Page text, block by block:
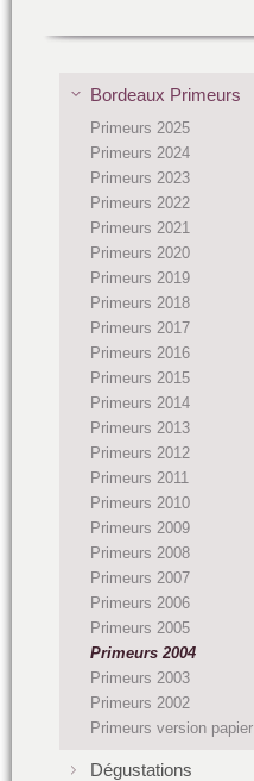
Bordeaux Primeurs
Primeurs 2025
Primeurs 2024
Primeurs 2023
Primeurs 2022
Primeurs 2021
Primeurs 2020
Primeurs 2019
Primeurs 2018
Primeurs 2017
Primeurs 2016
Primeurs 2015
Primeurs 2014
Primeurs 2013
Primeurs 2012
Primeurs 2011
Primeurs 2010
Primeurs 2009
Primeurs 2008
Primeurs 2007
Primeurs 2006
Primeurs 2005
Primeurs 2004
Primeurs 2003
Primeurs 2002
Primeurs version papier
Dégustations